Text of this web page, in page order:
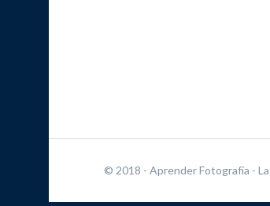
© 2018 - Aprender Fotografía - La